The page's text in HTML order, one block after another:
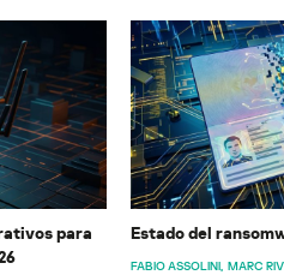
para
Estado del
FABIO ASSOLINI MARC